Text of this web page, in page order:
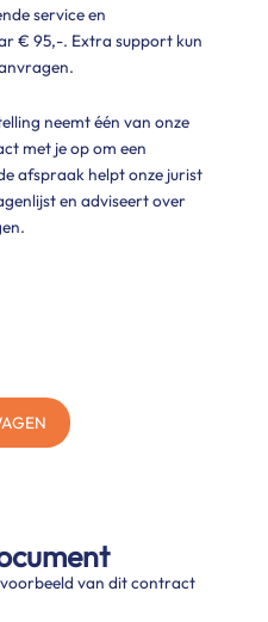
service en
€ 95,-. Extra support kun
neemt één van onze
met je op om een
afspraak helpt onze jurist
en adviseert over
van dit contract